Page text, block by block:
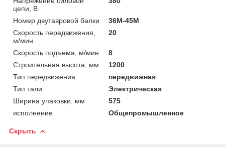
цепи, В
Номер двутавровой балки
36М-45М
Скорость передвижения,
м/мин
20
Скорость подъема, м/мин
8
Строительная высота, мм
1200
Тип передвижения
передвижная
Тип тали
Электрическая
Ширина упаковки, мм
575
исполнение
Общепромышленное
Скрыть